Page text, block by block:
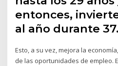
entonces,
al año durante 37.
Esto, a su vez, mejora la
de las oportunidades de empleo.